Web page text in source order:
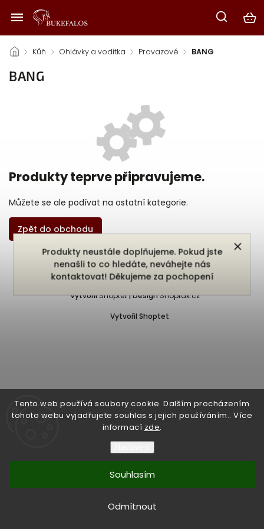
Tento web používá soubory cookie. Dalším procházením
tohoto webu vyjadřujete souhlas s jejich používáním.. Více
informací zde.
Odmítnout
Souhlasím
Produkty neustále doplňujeme. Pokud jste
nenašli to co hledáte, neváhejte nás
kontaktovat! Děkujeme za pochopení
/ Kůň / Ohlávky a vodítka / Provazové / BANG
BANG
Produkty teprve připravujeme.
Můžete se ale podívat na ostatní kategorie.
Zpět do obchodu
Vytvořil Shoptet
Copyright 2026Bukefalos. Všechna práva vyhrazena.
Vytvořil Shoptet | Design Shoptak.cz